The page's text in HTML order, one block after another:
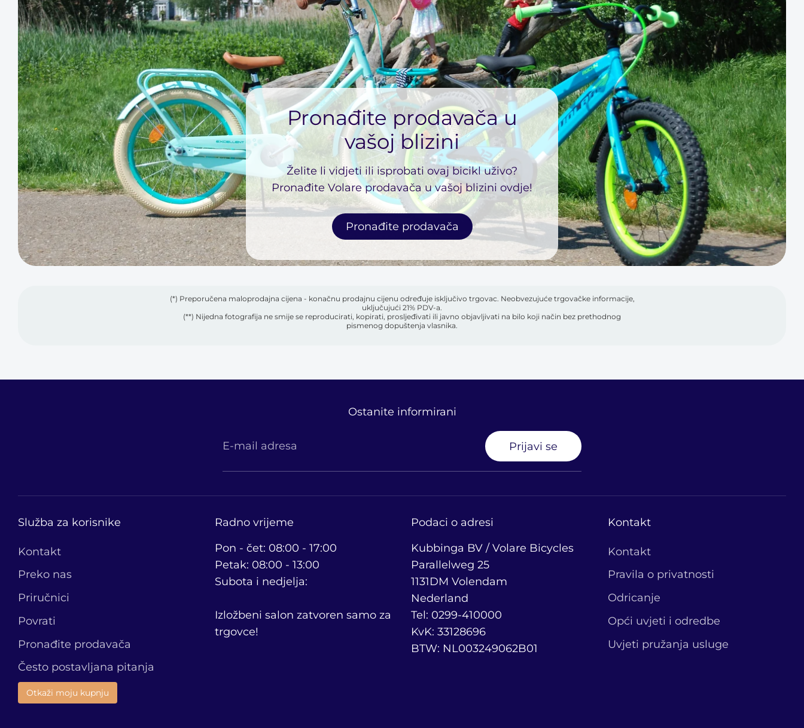
Pronađite prodavača u
vašoj blizini
Želite li vidjeti ili isprobati ovaj bicikl uživo?
Pronađite Volare prodavača u vašoj blizini ovdje!
Pronađite prodavača
(*) Preporučena maloprodajna cijena - konačnu prodajnu cijenu određuje isključivo trgovac. Neobvezujuće trgovačke informacije,
uključujući 21% PDV-a.
(**) Nijedna fotografija ne smije se reproducirati, kopirati, prosljeđivati ​​ili javno objavljivati ​​na bilo koji način bez prethodnog
pismenog dopuštenja vlasnika.
Ostanite informirani
E-mail adresa Prijavi se
Služba za korisnike
Kontakt
Preko nas
Priručnici
Povrati
Pronađite prodavača
Često postavljana pitanja
Otkaži moju kupnju
Radno vrijeme
Pon - čet: 08:00 - 17:00
Petak: 08:00 - 13:00
Subota i nedjelja:
Izložbeni salon zatvoren samo za
trgovce!
Podaci o adresi
Kubbinga BV / Volare Bicycles
Parallelweg 25
1131DM Volendam
Nederland
Tel: 0299-410000
KvK: 33128696
BTW: NL003249062B01
Kontakt
Kontakt
Pravila o privatnosti
Odricanje
Opći uvjeti i odredbe
Uvjeti pružanja usluge
Euro
SHOP NOW